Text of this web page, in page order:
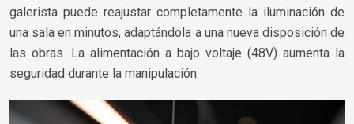
galerista puede reajustar completamente la iluminación de
una sala en minutos, adaptándola a una nueva disposición de
las obras. La alimentación a bajo voltaje (48V) aumenta la
seguridad durante la manipulación.